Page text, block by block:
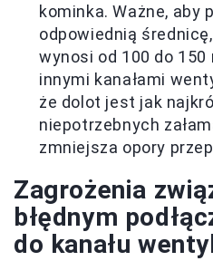
kominka. Ważne, aby
odpowiednią
wynosi od 100 do 150
innymi kanałami
że dolot jest jak
niepotrzebnych
zmniejsza opory
Zagrożenia
błędnym
do kanału